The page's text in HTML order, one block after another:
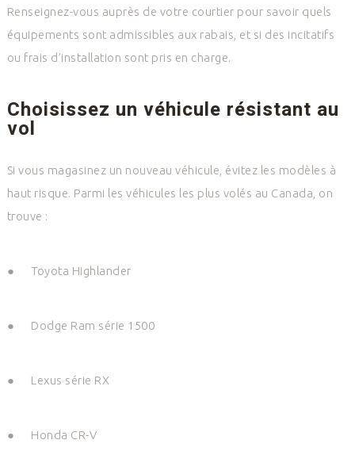
Renseignez-vous auprès de votre courtier pour savoir quels
équipements sont admissibles aux rabais, et si des incitatifs
ou frais d’installation sont pris en charge.
Choisissez un véhicule résistant au
vol
Si vous magasinez un nouveau véhicule, évitez les modèles à
haut risque. Parmi les véhicules les plus volés au Canada, on
trouve :
● Toyota Highlander
● Dodge Ram série 1500
● Lexus série RX
● Honda CR-V